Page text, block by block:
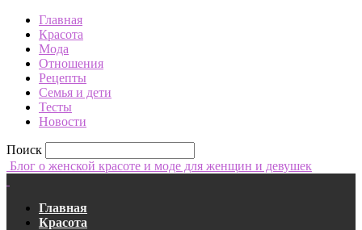
Главная
Красота
Мода
Отношения
Рецепты
Семья и дети
Тесты
Новости
Поиск
Блог о женской красоте и моде для женщин и девушек
Главная
Красота